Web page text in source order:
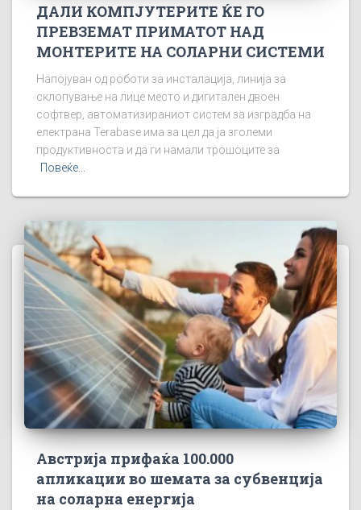
ДАЛИ КОМПЈУТЕРИТЕ ЌЕ ГО
ПРЕВЗЕМАТ ПРИМАТОТ НАД
МОНТЕРИТЕ НА СОЛАРНИ СИСТЕМИ
Напојуван од роботи за инсталација, линија за
склопување на лице место и дигитален двоен
софтвер, автоматизираниот систем за изградба на
електрана Terabase има за цел да ја зголеми
продуктивноста и да ги намали трошоците за
Повеќе...
Австрија прифаќа 100.000
апликации во шемата за субвенција
на соларна енергија